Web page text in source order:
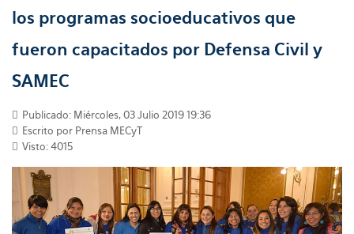
los programas socioeducativos que
fueron capacitados por Defensa Civil y
SAMEC
Publicado: Miércoles, 03 Julio 2019 19:36
Escrito por Prensa MECyT
Visto: 4015